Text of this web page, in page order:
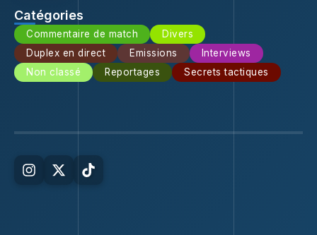
Catégories
Commentaire de match
Divers
Duplex en direct
Emissions
Interviews
Non classé
Reportages Secrets tactiques